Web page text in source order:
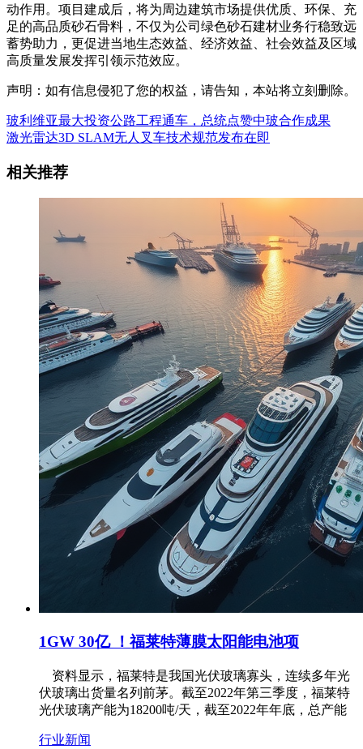
动作用。项目建成后，将为周边建筑市场提供优质、环保、充
足的高品质砂石骨料，不仅为公司绿色砂石建材业务行稳致远
蓄势助力，更促进当地生态效益、经济效益、社会效益及区域
高质量发展发挥引领示范效应。
声明：如有信息侵犯了您的权益，请告知，本站将立刻删除。
玻利维亚最大投资公路工程通车，总统点赞中玻合作成果
激光雷达3D SLAM无人叉车技术规范发布在即
相关推荐
1GW 30亿 ！福莱特薄膜太阳能电池项
资料显示，福莱特是我国光伏玻璃寡头，连续多年光
伏玻璃出货量名列前茅。截至2022年第三季度，福莱特
光伏玻璃产能为18200吨/天，截至2022年年底，总产能
行业新闻